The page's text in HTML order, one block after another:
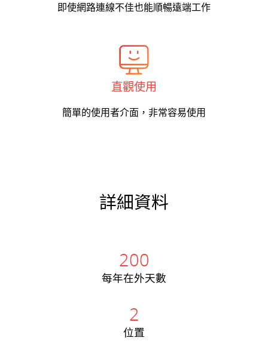
即使網路連線不佳也能順暢遠端工作
直觀使用
簡單的使用者介面，非常容易使用
詳細資料
200
每年在外天數
2
位置